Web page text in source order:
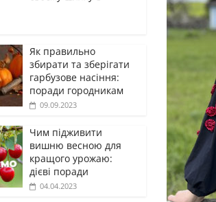
Як правильно
збирати та зберігати
гарбузове насіння:
поради городникам
09.09.2023
Чим підживити
вишню весною для
кращого урожаю:
дієві поради
04.04.2023